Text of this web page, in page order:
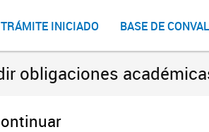
TRÁMITE INICIADO BASE DE
obligaciones